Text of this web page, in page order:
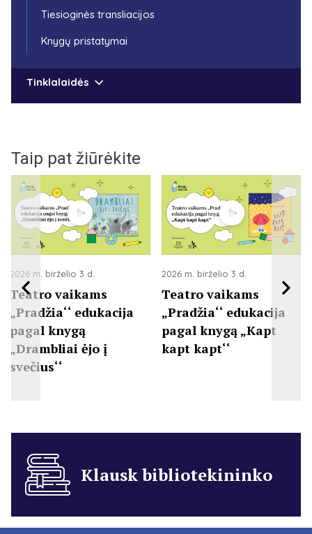
Tiesioginės transliacijos
Knygų pristatymai
Tinklalaidės
Taip pat žiūrėkite
2026 m. birželio 3 d.
Teatro vaikams
„Pradžia‘‘ edukacija
pagal knygą
„Drambliai ėjo į
svečius‘‘
2026 m. birželio 3 d.
Teatro vaikams
„Pradžia‘‘ edukacija
pagal knygą „Kapt
kapt kapt‘‘
Klausk bibliotekininko